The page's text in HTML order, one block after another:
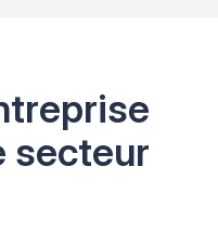
secteur